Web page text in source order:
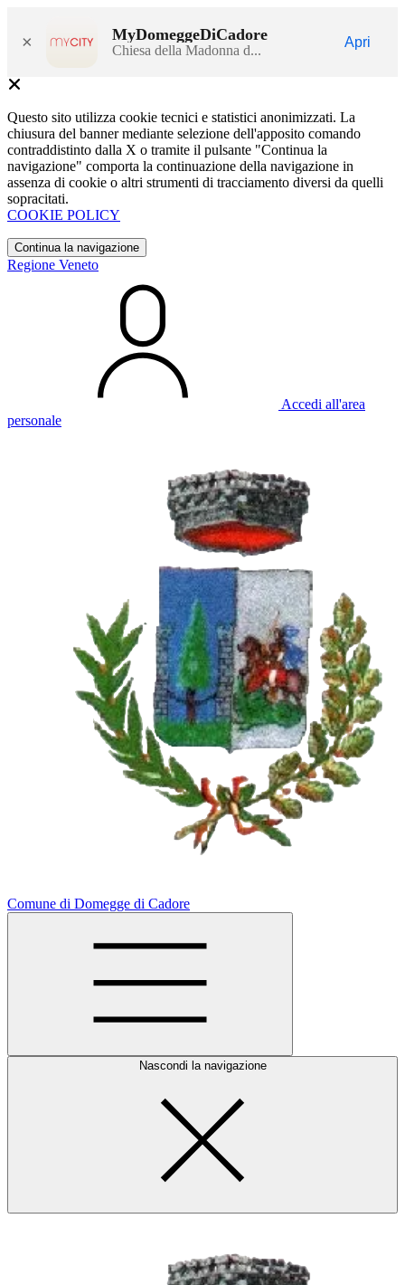
× MyDomeggeDiCadore
Chiesa della Madonna d...
Apri
Questo sito utilizza cookie tecnici e statistici anonimizzati. La
chiusura del banner mediante selezione dell'apposito comando
contraddistinto dalla X o tramite il pulsante "Continua la
navigazione" comporta la continuazione della navigazione in
assenza di cookie o altri strumenti di tracciamento diversi da quelli
sopracitati.
COOKIE POLICY
Continua la navigazione
Regione Veneto
Accedi all'area
personale
Comune di Domegge di Cadore
Nascondi la navigazione